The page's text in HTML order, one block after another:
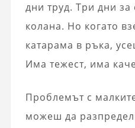
дни труд. Три дни
колана. Но когато
катарама в ръка,
Има тежест, има
Проблемът с
можеш да